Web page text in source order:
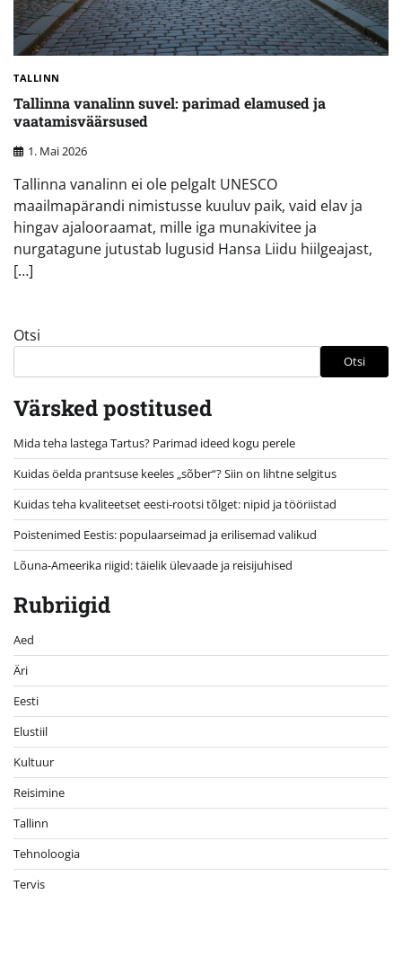
TALLINN
Tallinna vanalinn suvel: parimad elamused ja
vaatamisväärsused
1. Mai 2026
Tallinna vanalinn ei ole pelgalt UNESCO
maailmapärandi nimistusse kuuluv paik, vaid elav ja
hingav ajalooraamat, mille iga munakivitee ja
nurgatagune jutustab lugusid Hansa Liidu hiilgeajast,
[…]
Otsi
Otsi
Värsked postitused
Mida teha lastega Tartus? Parimad ideed kogu perele
Kuidas öelda prantsuse keeles „sõber“? Siin on lihtne selgitus
Kuidas teha kvaliteetset eesti-rootsi tõlget: nipid ja tööriistad
Poistenimed Eestis: populaarseimad ja erilisemad valikud
Lõuna-Ameerika riigid: täielik ülevaade ja reisijuhised
Rubriigid
Aed
Äri
Eesti
Elustiil
Kultuur
Reisimine
Tallinn
Tehnoloogia
Tervis